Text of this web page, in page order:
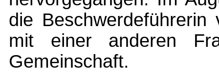
die
mit einer anderen
Gemeinschaft.